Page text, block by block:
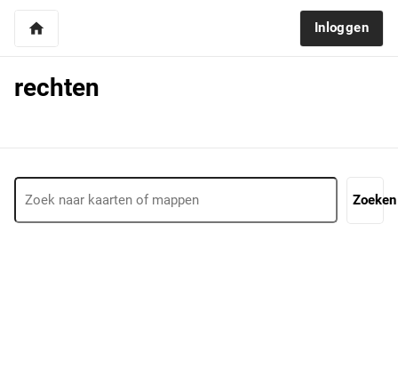
home Inloggen
rechten
Zoeken